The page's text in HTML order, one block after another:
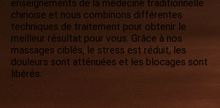
enseignements de la médecine traditionnelle
chinoise et nous combinons différentes
techniques de traitement pour obtenir le
meilleur résultat pour vous. Grâce à nos
massages ciblés, le stress est réduit, les
douleurs sont atténuées et les blocages sont
libérés.
.